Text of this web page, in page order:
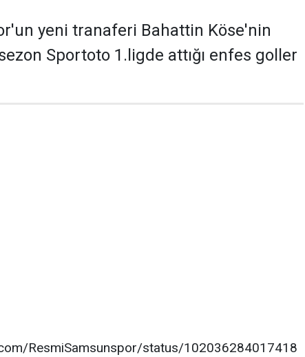
yeni tranaferi Bahattin Köse'nin
Sportoto 1.ligde attığı enfes goller
ResmiSamsunspor/status/102036284017418